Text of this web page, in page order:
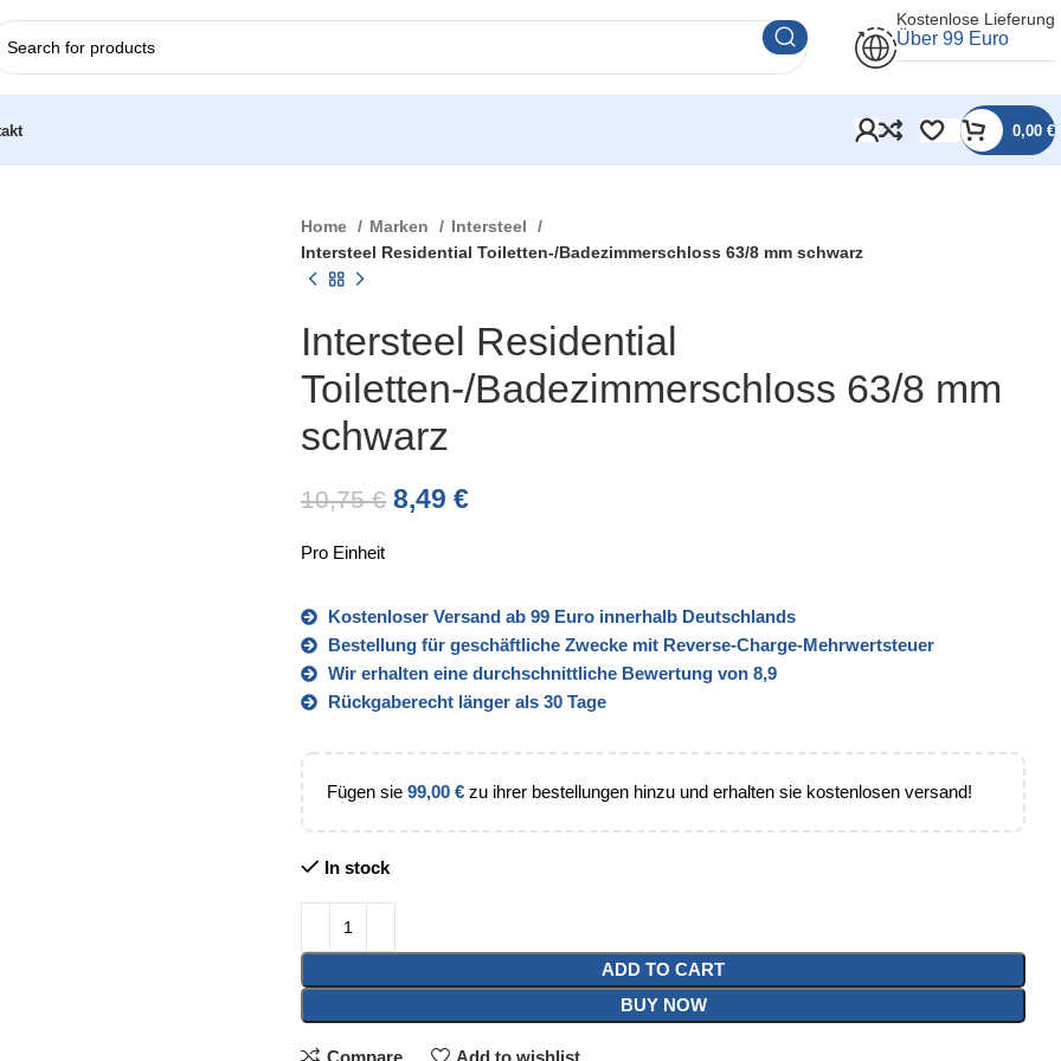
Kostenlose Lieferung
Über 99 Euro
0,00 €
Home Marken
Intersteel
Intersteel Residential Toiletten-/Badezimmerschloss 63/8 mm schwarz
Intersteel Residential
Toiletten-/Badezimmerschloss 63/8 mm
schwarz
10,75€ 8,49 €
Pro Einheit
Kostenloser Versand ab 99 Euro innerhalb Deutschlands
Bestellung für geschäftliche Zwecke mit Reverse-Charge-Mehrwertsteuer
Wir erhalten eine durchschnittliche Bewertung von 8,9
Rückgaberecht länger als 30 Tage
Fügen sie 99,00 € zu ihrer bestellungen hinzu und erhalten sie kostenlosen versand!
In stock
ADD TO CART
BUY NOW
Compare Add to wishlist